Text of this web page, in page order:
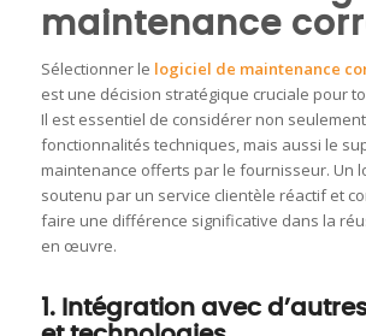
maintenance
Sélectionner le logiciel de maintenance
est une décision stratégique cruciale pour
Il est essentiel de considérer non
fonctionnalités techniques, mais aussi le
maintenance offerts par le fournisseur. Un
soutenu par un service clientèle réactif et
faire une différence significative dans la
en œuvre.
1. Intégration avec